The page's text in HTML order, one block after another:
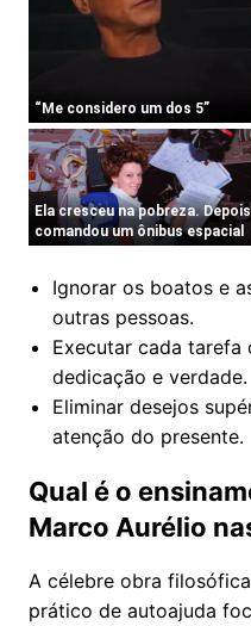
Ignorar os boatos e
outras pessoas.
Executar cada tarefa
dedicação e verdade.
Eliminar desejos
atenção do presente.
Qual é o
Marco Aurélio
A célebre obra
prático de autoajuda